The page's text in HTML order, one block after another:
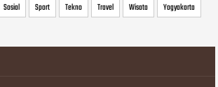
Sosial Sport Tekno Travel Wisata Yogyakarta